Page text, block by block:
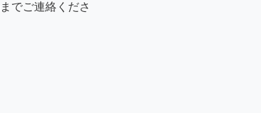
でご連絡くださ